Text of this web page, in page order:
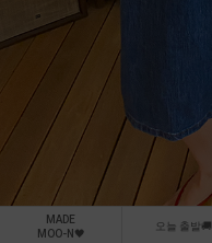
MADE
MOO-N🖤
오늘 출발🚚